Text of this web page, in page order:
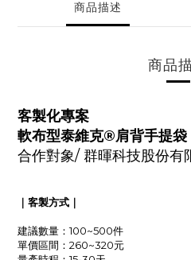
商品描述
商品
客製化專案
軟布型泰維克®肩背手提袋
合作對象/ 群暉科技股份
｜客製方式｜
建議數量：100~500件
單價區間：260~320元